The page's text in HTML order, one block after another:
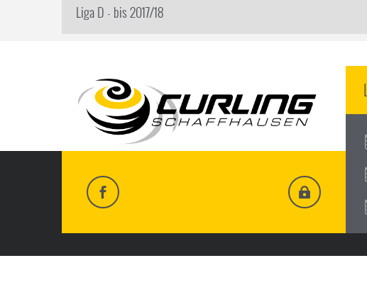
Liga D - bis 2017/18